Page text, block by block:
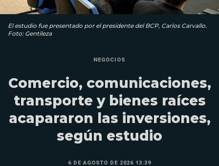
El estudio fue presentado por el presidente del BCP, Carlos Carvallo.
Foto: Gentileza
NEGOCIOS
Comercio, comunicaciones,
transporte y bienes raíces
acapararon las inversiones,
según estudio
6 DE AGOSTO DE 2026 13:39